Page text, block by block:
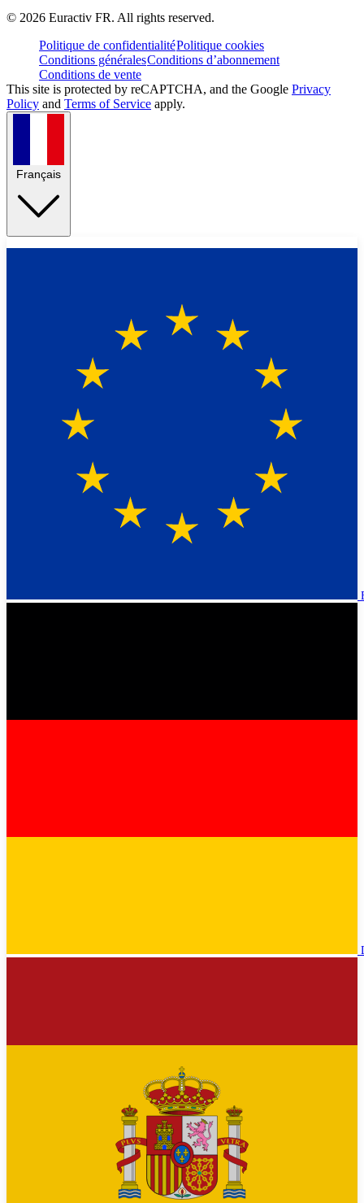
© 2026 Euractiv FR. All rights reserved.
Politique de confidentialitéPolitique cookies
Conditions généralesConditions d’abonnement
Conditions de vente
This site is protected by reCAPTCHA, and the Google Privacy
Policy and Terms of Service apply.
Français